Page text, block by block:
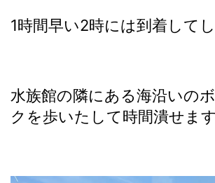
1時間早い2時には到着してし
水族館の隣にある海沿いの
クを歩いたして時間潰せます